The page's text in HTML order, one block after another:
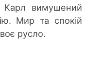
Карл вимушений
Мир та спокій
русло.